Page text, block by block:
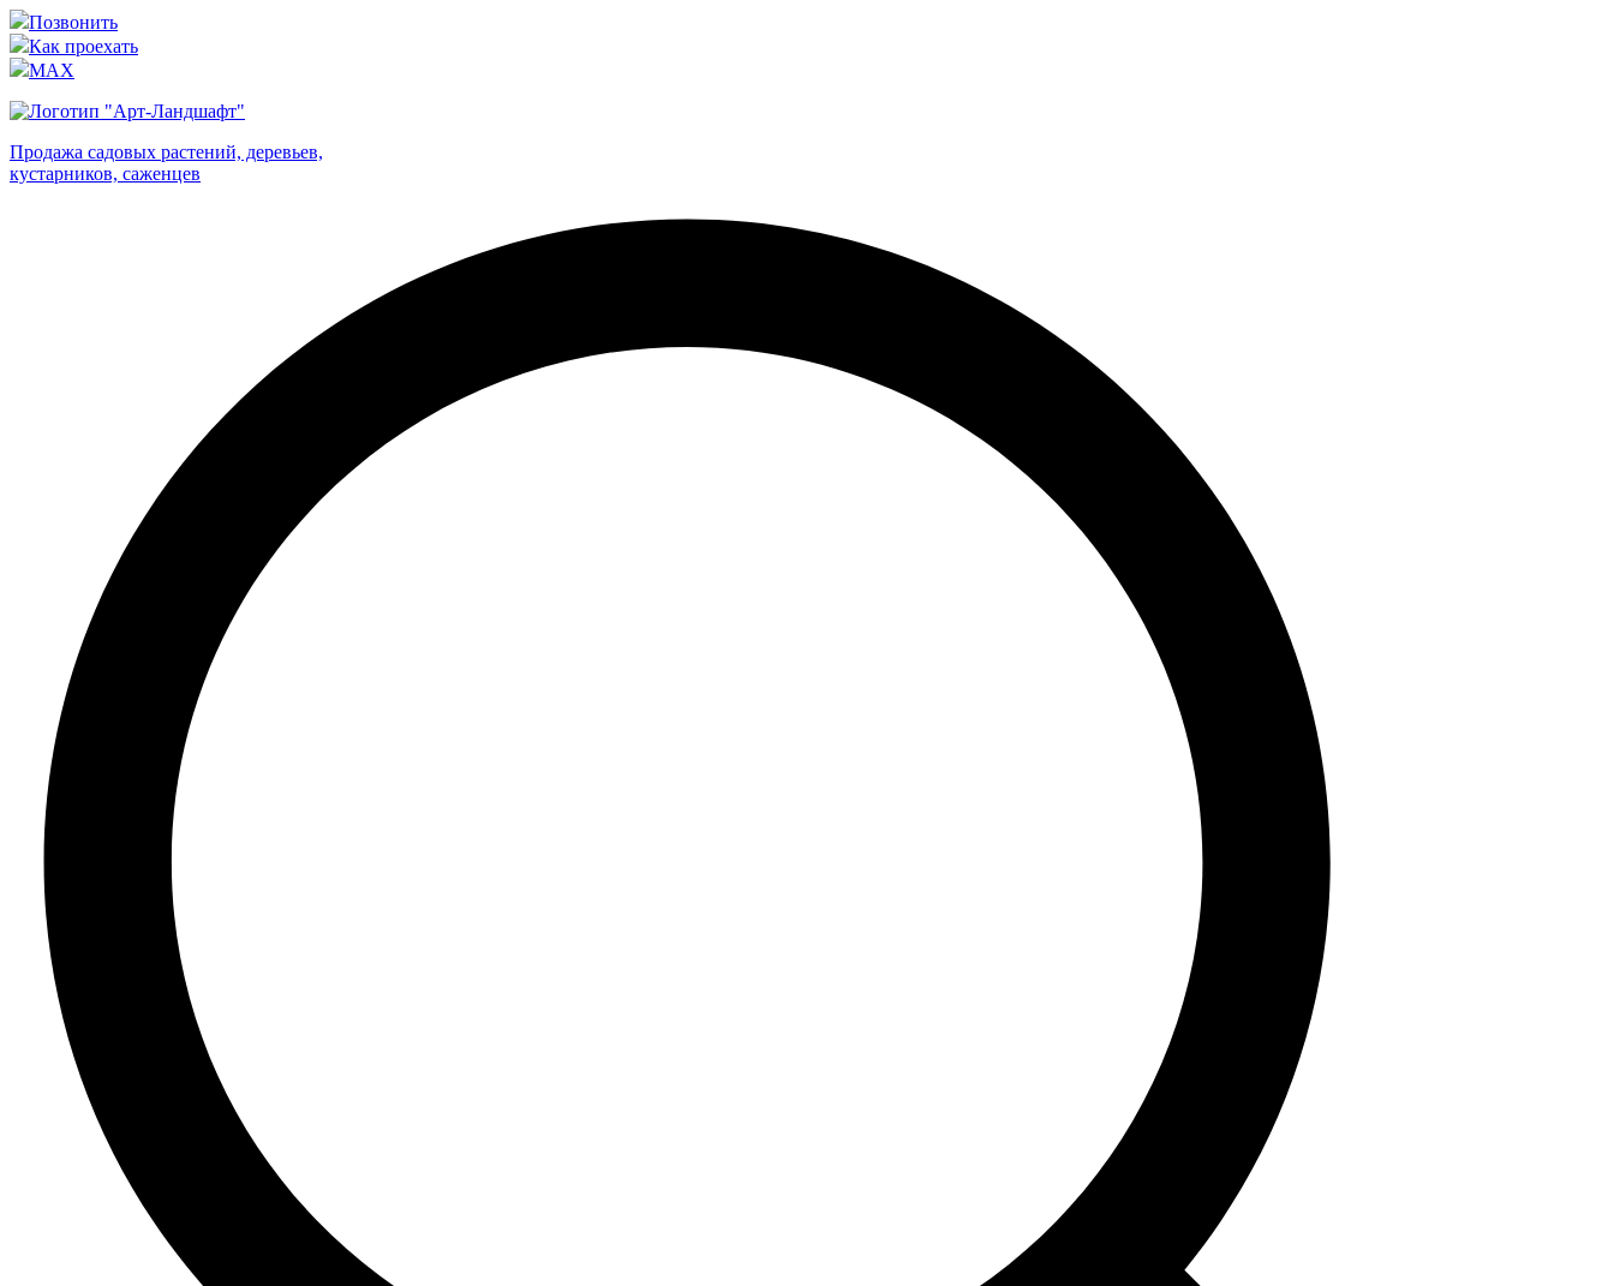
Позвонить
Как проехать
MAX
Продажа садовых растений, деревьев,
кустарников, саженцев